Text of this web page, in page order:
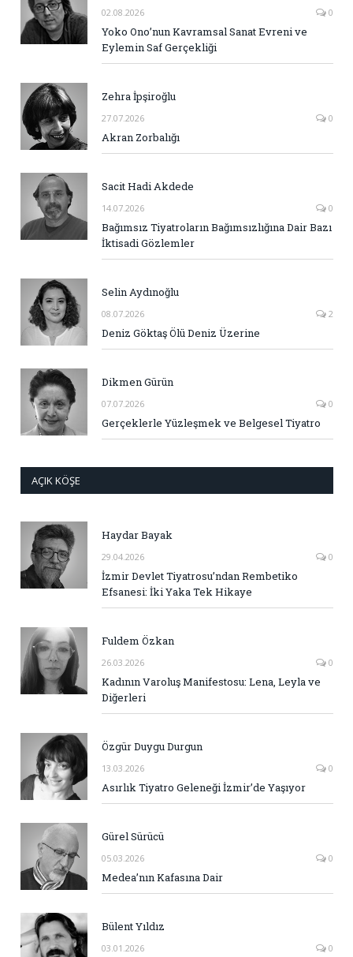
02.08.2026 0
Yoko Ono’nun Kavramsal Sanat Evreni ve
Eylemin Saf Gerçekliği
Zehra İpşiroğlu
27.07.2026 0
Akran Zorbalığı
Sacit Hadi Akdede
14.07.2026 0
Bağımsız Tiyatroların Bağımsızlığına Dair Bazı
İktisadi Gözlemler
Selin Aydınoğlu
08.07.2026 2
Deniz Göktaş Ölü Deniz Üzerine
Dikmen Gürün
07.07.2026 0
Gerçeklerle Yüzleşmek ve Belgesel Tiyatro
AÇIK KÖŞE
Haydar Bayak
29.04.2026 0
İzmir Devlet Tiyatrosu’ndan Rembetiko
Efsanesi: İki Yaka Tek Hikaye
Fuldem Özkan
26.03.2026 0
Kadının Varoluş Manifestosu: Lena, Leyla ve
Diğerleri
Özgür Duygu Durgun
13.03.2026 0
Asırlık Tiyatro Geleneği İzmir’de Yaşıyor
Gürel Sürücü
05.03.2026 0
Medea’nın Kafasına Dair
Bülent Yıldız
03.01.2026 0